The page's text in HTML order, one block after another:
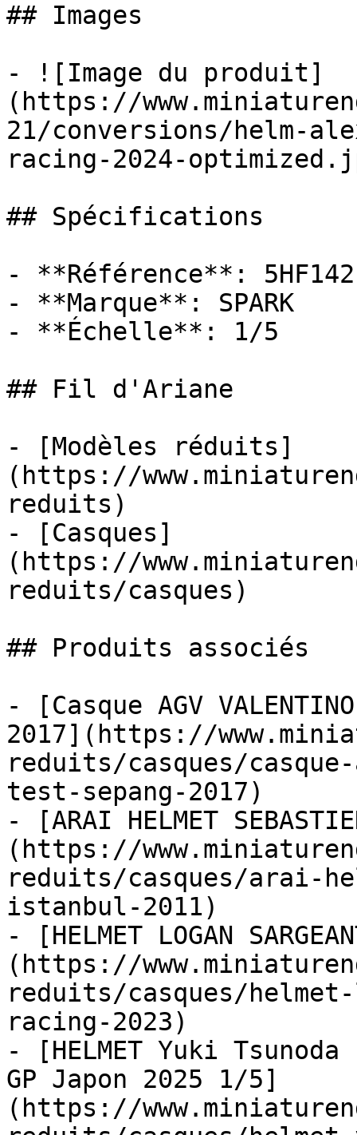
## Images
- ![Image du produit]
(https://
21/conversions/helm-
racing-2024-
## Spécifications
- **Référence**: 5HF142
- **Marque**: SPARK
- **Échelle**: 1/5
## Fil d'Ariane
- [Modèles réduits]
(https://
reduits)
- [Casques]
(https://
reduits/casques)
## Produits associés
- [Casque AGV
2017](https://
reduits/casques/
test-sepang-2017)
- [ARAI HELMET
(https://
reduits/casques/arai-
istanbul-2011)
- [HELMET LOGAN
(https://
reduits/casques/
racing-2023)
- [HELMET Yuki
GP Japon 2025 1/5]
(https://